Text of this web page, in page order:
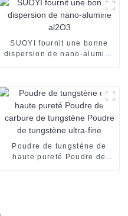
métallique
SUOYI fournit une bonne
dispersion de nano-alumine
Poudre de tungstène de
haute pureté Poudre de